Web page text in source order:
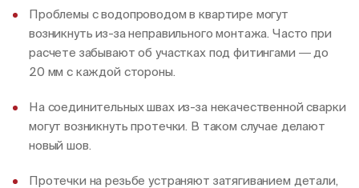
Проблемы с водопроводом в квартире могут
возникнуть из-за неправильного монтажа. Часто при
расчете забывают об участках под фитингами ― до
20 мм с каждой стороны.
На соединительных швах из-за некачественной сварки
могут возникнуть протечки. В таком случае делают
новый шов.
Протечки на резьбе устраняют затягиванием детали,